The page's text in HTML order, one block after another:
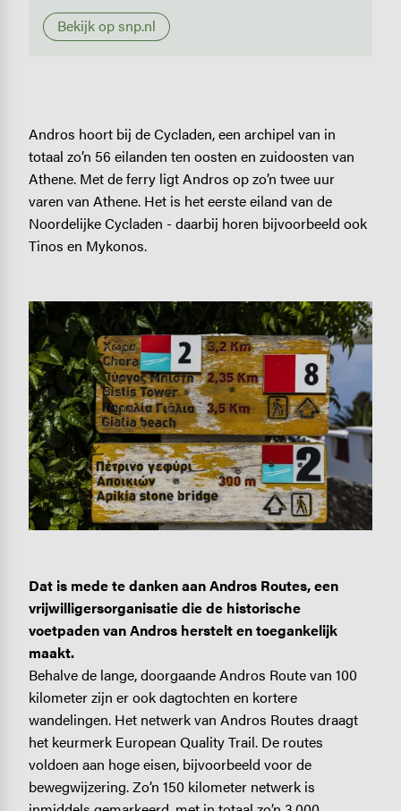
Bekijk op snp.nl
Andros hoort bij de Cycladen, een archipel van in
totaal zo’n 56 eilanden ten oosten en zuidoosten van
Athene. Met de ferry ligt Andros op zo’n twee uur
varen van Athene. Het is het eerste eiland van de
Noordelijke Cycladen - daarbij horen bijvoorbeeld ook
Tinos en Mykonos.
Image
Dat is mede te danken aan Andros Routes, een
vrijwilligersorganisatie die de historische
voetpaden van Andros herstelt en toegankelijk
maakt.
Behalve de lange, doorgaande Andros Route van 100
kilometer zijn er ook dagtochten en kortere
wandelingen. Het netwerk van Andros Routes draagt
het keurmerk European Quality Trail. De routes
voldoen aan hoge eisen, bijvoorbeeld voor de
bewegwijzering. Zo’n 150 kilometer netwerk is